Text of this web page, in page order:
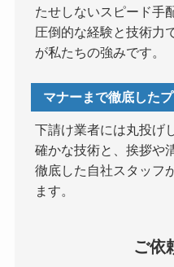
たせしないスピード手
圧倒的な経験と技術力
が私たちの強みです。
マナーまで徹底した
下請け業者には丸投げ
確かな技術と、挨拶や
徹底した自社スタッフ
ます。
ご依